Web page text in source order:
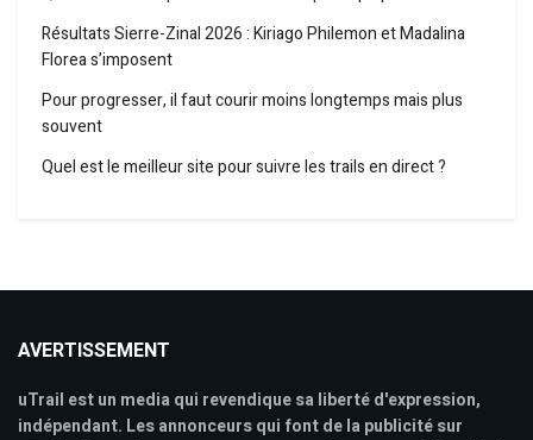
Résultats Sierre-Zinal 2026 : Kiriago Philemon et Madalina
Florea s’imposent
Pour progresser, il faut courir moins longtemps mais plus
souvent
Quel est le meilleur site pour suivre les trails en direct ?
AVERTISSEMENT
uTrail est un media qui revendique sa liberté d'expression,
indépendant. Les annonceurs qui font de la publicité sur